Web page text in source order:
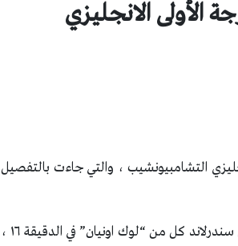
الدرجة الأولى الانجليزي التشامبيونشيب ، والتي جاءت بالتفصيل
تعادل فريق سندرلاند مع نظيره واتفورد بهدفين لكل فريق ، سجل هدفي سندرلاند كل من “لوك اونيان” في الدقيقة ١٦ ،